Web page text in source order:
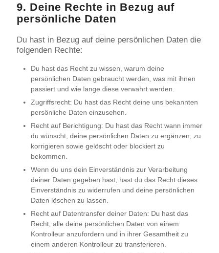
9. Deine Rechte in Bezug auf
persönliche Daten
Du hast in Bezug auf deine persönlichen Daten die
folgenden Rechte:
Du hast das Recht zu wissen, warum deine
persönlichen Daten gebraucht werden, was mit ihnen
passiert und wie lange diese verwahrt werden.
Zugriffsrecht: Du hast das Recht deine uns bekannten
persönliche Daten einzusehen.
Recht auf Berichtigung: Du hast das Recht wann immer
du wünscht, deine persönlichen Daten zu ergänzen, zu
korrigieren sowie gelöscht oder blockiert zu
bekommen.
Wenn du uns dein Einverständnis zur Verarbeitung
deiner Daten gegeben hast, hast du das Recht dieses
Einverständnis zu widerrufen und deine persönlichen
Daten löschen zu lassen.
Recht auf Datentransfer deiner Daten: Du hast das
Recht, alle deine persönlichen Daten von einem
Kontrolleur anzufordern und in ihrer Gesamtheit zu
einem anderen Kontrolleur zu transferieren.